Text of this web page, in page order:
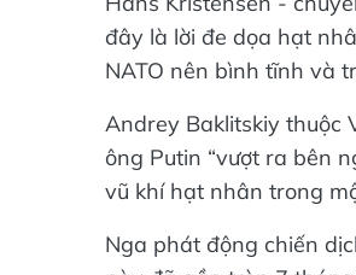
Hans Kristensen -
đây là lời đe dọa hạt
NATO nên bình tĩnh và
Andrey Baklitskiy thuộc
ông Putin “vượt ra bên
vũ khí hạt nhân trong
Nga phát động chiến